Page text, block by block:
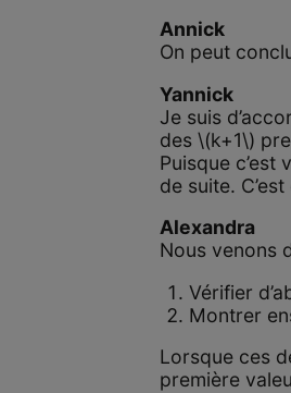
Annick
On peut
Yannick
Je suis
des \(k+1\)
Puisque
de suite.
Alexandra
Nous venons
Vérifier
Montrer
Lorsque ces
première